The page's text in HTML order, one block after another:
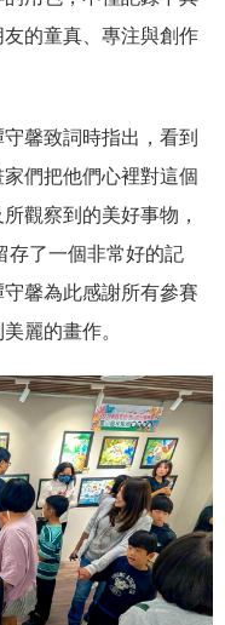
的童真、專注與創作
馨致詞時指出，看到
們把他們心裡對這個
觀察到的美好事物，
存了一個非常好的記
馨為此感謝所有參賽
麗的畫作。